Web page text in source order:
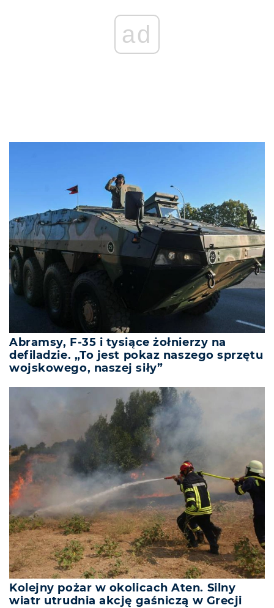
Abramsy, F-35 i tysiące żołnierzy na
defiladzie. „To jest pokaz naszego sprzętu
wojskowego, naszej siły”
Kolejny pożar w okolicach Aten. Silny
wiatr utrudnia akcję gaśniczą w Grecji